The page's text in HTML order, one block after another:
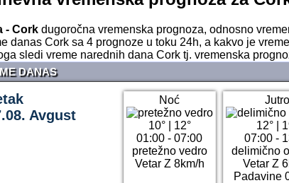
- Cork dugoročna vremenska prognoza, odnosno
danas Cork sa 4 prognoze u toku 24h, a kakvo je
sledi vreme narednih dana Cork tj. vremenska
DANAS
Avgust
Noć
10°| 12°
01:00 - 07:00
pretežno vedro
Vetar Z 8km/h
Jutro
12°|
07:00 -
delimično
Vetar Z
Padavine